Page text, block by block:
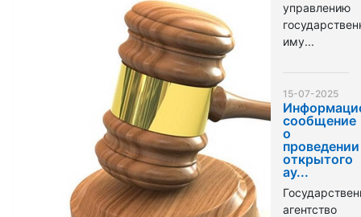
управлению
иму...
15-07-2025
сообщение
о
проведении
открытого
ау...
агентство